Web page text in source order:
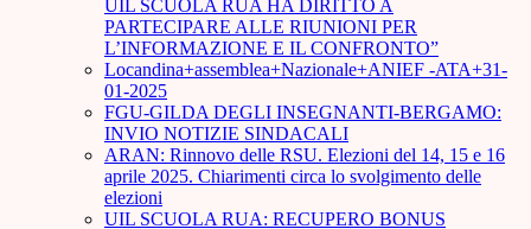
UIL SCUOLA RUA HA DIRITTO A
PARTECIPARE ALLE RIUNIONI PER
L’INFORMAZIONE E IL CONFRONTO”
Locandina+assemblea+Nazionale+ANIEF -ATA+31-
01-2025
FGU-GILDA DEGLI INSEGNANTI-BERGAMO:
INVIO NOTIZIE SINDACALI
ARAN: Rinnovo delle RSU. Elezioni del 14, 15 e 16
aprile 2025. Chiarimenti circa lo svolgimento delle
elezioni
UIL SCUOLA RUA: RECUPERO BONUS